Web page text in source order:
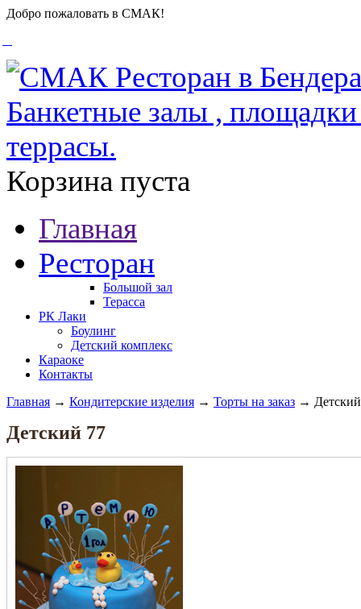
Добро пожаловать в СМАК!
Корзина пуста
Главная
Ресторан
Большой зал
Терасса
РК Лаки
Боулинг
Детский комплекс
Караоке
Контакты
Главная → Кондитерские изделия → Торты на заказ →
Детский 77